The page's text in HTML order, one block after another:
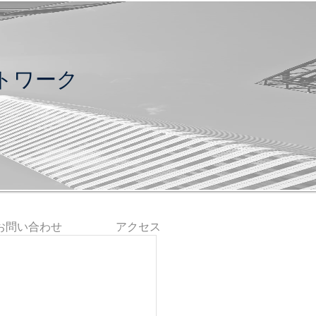
ワーク
問い合わせ アクセス